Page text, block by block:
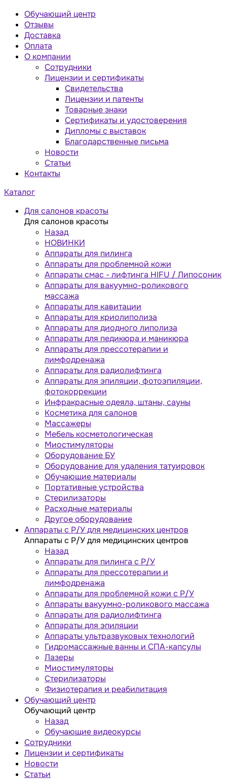
Обучающий центр
Отзывы
Доставка
Оплата
О компании
Сотрудники
Лицензии и сертификаты
Свидетельства
Лицензии и патенты
Товарные знаки
Сертификаты и удостоверения
Дипломы с выставок
Благодарственные письма
Новости
Статьи
Контакты
Каталог
Для салонов красоты
Для салонов красоты
Назад
НОВИНКИ
Аппараты для пилинга
Аппараты для проблемной кожи
Аппараты cмас - лифтинга HIFU / Липосоник
Аппараты для вакуумно-роликового
массажа
Аппараты для кавитации
Аппараты для криолиполиза
Аппараты для диодного липолиза
Аппараты для педикюра и маникюра
Аппараты для прессотерапии и
лимфодренажа
Аппараты для радиолифтинга
Аппараты для эпиляции, фотоэпиляции,
фотокоррекции
Инфракрасные одеяла, штаны, сауны
Косметика для салонов
Массажеры
Мебель косметологическая
Миостимуляторы
Оборудование БУ
Оборудование для удаления татуировок
Обучающие материалы
Портативные устройства
Стерилизаторы
Расходные материалы
Другое оборудование
Аппараты с Р/У для медицинских центров
Аппараты с Р/У для медицинских центров
Назад
Аппараты для пилинга с Р/У
Аппараты для прессотерапии и
лимфодренажа
Аппараты для проблемной кожи с Р/У
Аппараты вакуумно-роликового массажа
Аппараты для радиолифтинга
Аппараты для эпиляции
Аппараты ультразвуковых технологий
Гидромассажные ванны и СПА-капсулы
Лазеры
Миостимуляторы
Стерилизаторы
Физиотерапия и реабилитация
Обучающий центр
Обучающий центр
Назад
Обучающие видеокурсы
Сотрудники
Лицензии и сертификаты
Новости
Статьи